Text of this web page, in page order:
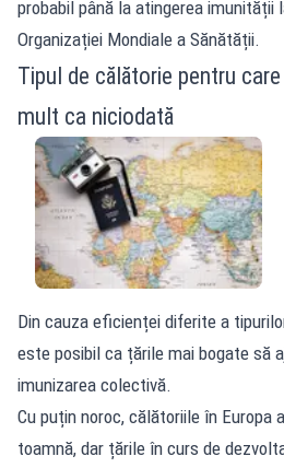
probabil până la atingerea imunității
Organizației Mondiale a Sănătății.
Tipul de călătorie pentru
mult ca niciodată
Din cauza eficienței diferite a
este posibil ca țările mai bogate să
imunizarea colectivă.
Cu puțin noroc, călătoriile în Europa
toamnă, dar țările în curs de